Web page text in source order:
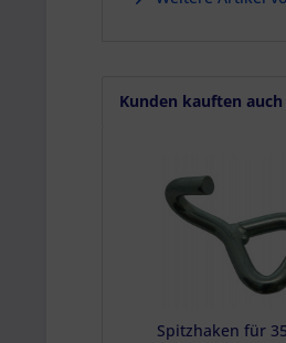
Kunden kauften auch
Spitzhaken für